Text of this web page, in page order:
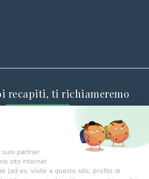
recapiti, ti richiameremo
– Politica Nomadia
dei dati di navigazione Nomadia